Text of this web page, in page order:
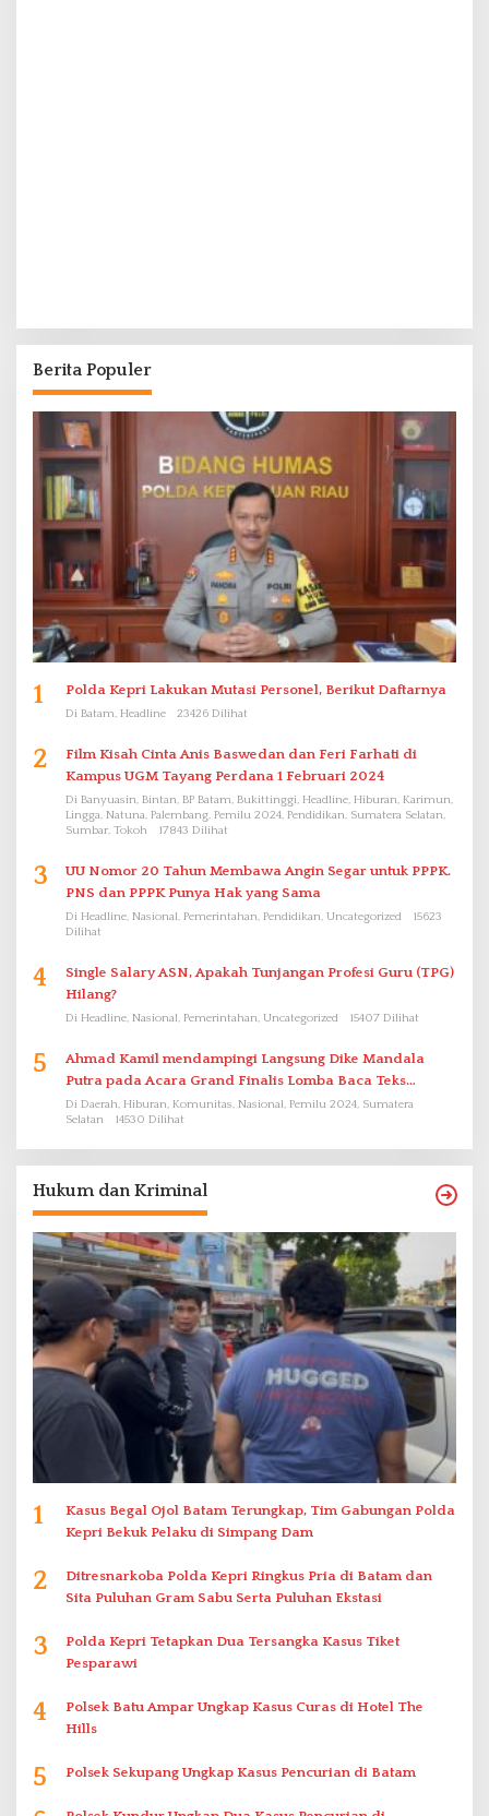
Berita Populer
1 Polda Kepri Lakukan Mutasi Personel, Berikut Daftarnya
Di Batam, Headline 23426 Dilihat
2
Film Kisah Cinta Anis Baswedan dan Feri Farhati di
Kampus UGM Tayang Perdana 1 Februari 2024
Di Banyuasin, Bintan, BP Batam, Bukittinggi, Headline, Hiburan, Karimun,
Lingga, Natuna, Palembang, Pemilu 2024, Pendidikan, Sumatera Selatan,
Sumbar, Tokoh
17843 Dilihat
3
UU Nomor 20 Tahun Membawa Angin Segar untuk PPPK.
PNS dan PPPK Punya Hak yang Sama
Di Headline, Nasional, Pemerintahan, Pendidikan, Uncategorized
15623
Dilihat
4
Single Salary ASN, Apakah Tunjangan Profesi Guru (TPG)
Hilang?
Di Headline, Nasional, Pemerintahan, Uncategorized 15407 Dilihat
5
Ahmad Kamil mendampingi Langsung Dike Mandala
Putra pada Acara Grand Finalis Lomba Baca Teks
Proklamasi Mirip Bung Karno di Bali
Di Daerah, Hiburan, Komunitas, Nasional, Pemilu 2024, Sumatera
Selatan
14530 Dilihat
Hukum dan Kriminal
1
Kasus Begal Ojol Batam Terungkap, Tim Gabungan Polda
Kepri Bekuk Pelaku di Simpang Dam
2
Ditresnarkoba Polda Kepri Ringkus Pria di Batam dan
Sita Puluhan Gram Sabu Serta Puluhan Ekstasi
3
Polda Kepri Tetapkan Dua Tersangka Kasus Tiket
Pesparawi
4
Polsek Batu Ampar Ungkap Kasus Curas di Hotel The
Hills
5 Polsek Sekupang Ungkap Kasus Pencurian di Batam